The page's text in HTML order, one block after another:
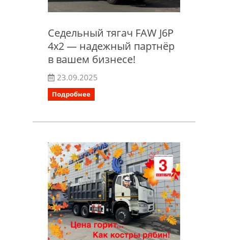
Седельный тягач FAW J6P
4х2 — надежный партнёр
в вашем бизнесе!
23.09.2025
Подробнее